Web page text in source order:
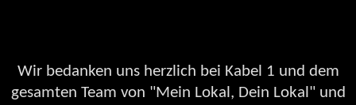
Wir bedanken uns herzlich bei Kabel 1 und dem
gesamten Team von "Mein Lokal, Dein Lokal" und